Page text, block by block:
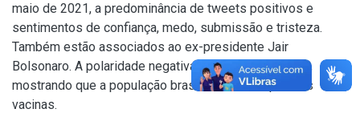
maio de 2021, a predominância de tweets positivos e
sentimentos de confiança, medo, submissão e tristeza.
Também estão associados ao ex-presidente Jair
Bolsonaro. A polaridade negativa foi a menos comum,
mostrando que a população brasileira foi receptiva às
vacinas.